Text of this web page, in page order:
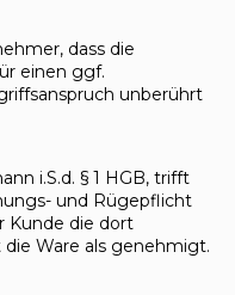
dass die
einen ggf.
unberührt
i.S.d. § 1 HGB, trifft
und Rügepflicht
Kunde die dort
Ware als genehmigt.